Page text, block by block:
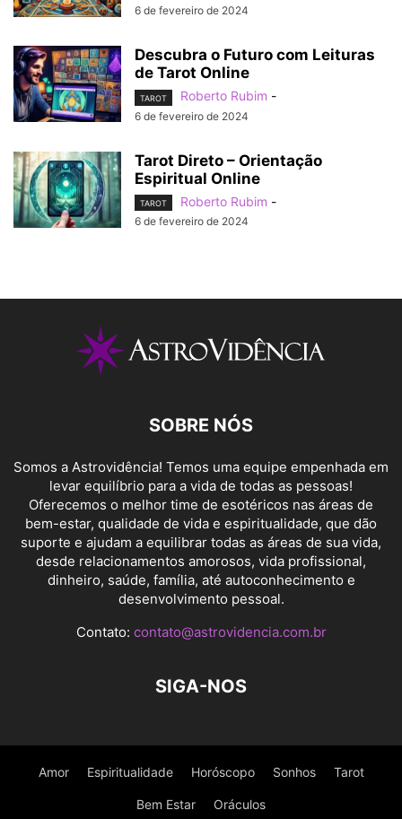
6 de fevereiro de 2024
Descubra o Futuro com Leituras
de Tarot Online
TAROT Roberto Rubim -
6 de fevereiro de 2024
Tarot Direto – Orientação
Espiritual Online
TAROT Roberto Rubim -
6 de fevereiro de 2024
SOBRE NÓS
Somos a Astrovidência! Temos uma equipe empenhada em
levar equilíbrio para a vida de todas as pessoas!
Oferecemos o melhor time de esotéricos nas áreas de
bem-estar, qualidade de vida e espiritualidade, que dão
suporte e ajudam a equilibrar todas as áreas de sua vida,
desde relacionamentos amorosos, vida profissional,
dinheiro, saúde, família, até autoconhecimento e
desenvolvimento pessoal.
Contato: contato@astrovidencia.com.br
SIGA-NOS
Amor Espiritualidade Horóscopo Sonhos Tarot
Bem Estar Oráculos